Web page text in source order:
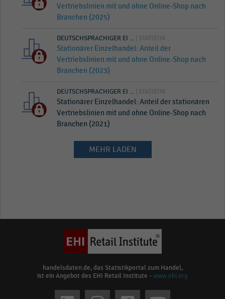
Vertriebslinien mit und ohne Online-Shop nach
Branchen (2025)
DEUTSCHSPRACHIGER EI ... | STATISTIK
Stationärer Einzelhandel: Anteil der
Vertriebslinien mit und ohne Online-Shop nach
Branchen (2023)
DEUTSCHSPRACHIGER EI ... | STATISTIK
Stationärer Einzelhandel: Anteil der stationären
Vertriebslinien mit und ohne Online-Shop nach
Branchen (2021)
MEHR LADEN
handelsdaten.de, das Statistikportal zum Handel,
ist ein Angebot des EHI Retail Institute - www.ehi.org